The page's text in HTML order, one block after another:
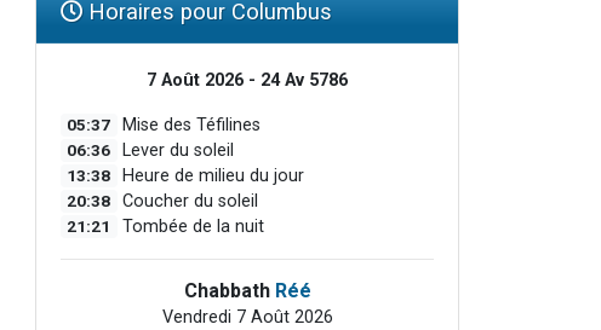
Horaires pour Columbus
7 Août 2026 - 24 Av 5786
05:37 Mise des Téfilines
06:36 Lever du soleil
13:38 Heure de milieu du jour
20:38 Coucher du soleil
21:21 Tombée de la nuit
Chabbath Réé
Vendredi 7 Août 2026